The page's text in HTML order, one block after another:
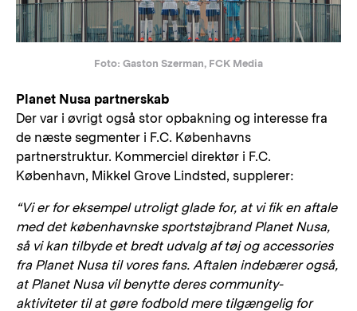
Foto: Gaston Szerman, FCK Media
Planet Nusa partnerskab
Der var i øvrigt også stor opbakning og interesse fra
de næste segmenter i F.C. Københavns
partnerstruktur. Kommerciel direktør i F.C.
København, Mikkel Grove Lindsted, supplerer:
“Vi er for eksempel utroligt glade for, at vi fik en aftale
med det københavnske sportstøjbrand Planet Nusa,
så vi kan tilbyde et bredt udvalg af tøj og accessories
fra Planet Nusa til vores fans. Aftalen indebærer også,
at Planet Nusa vil benytte deres community-
aktiviteter til at gøre fodbold mere tilgængelig for